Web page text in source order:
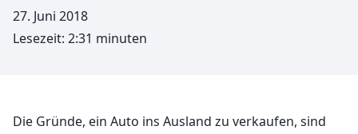
27. Juni 2018
Lesezeit: 2:31 minuten
Die Gründe, ein Auto ins Ausland zu verkaufen, sind